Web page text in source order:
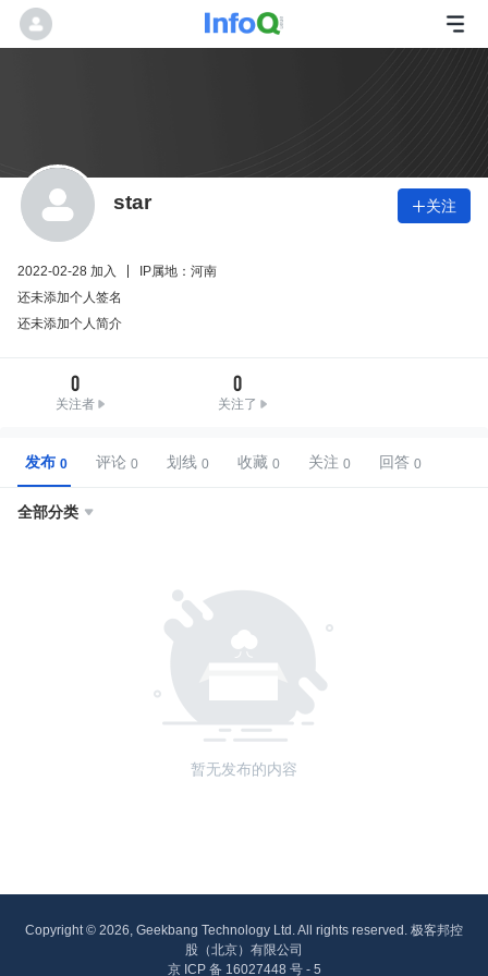
star 关注
2022-02-28 加入
IP属地：河南
还未添加个人签名
还未添加个人简介
0
关注者
0
关注了
发布 评论 划线 收藏 关注 回答
全部分类 
暂无发布的内容
Copyright © 2026, Geekbang Technology Ltd. All rights reserved. 极客邦控
股（北京）有限公司
京 ICP 备 16027448 号 - 5